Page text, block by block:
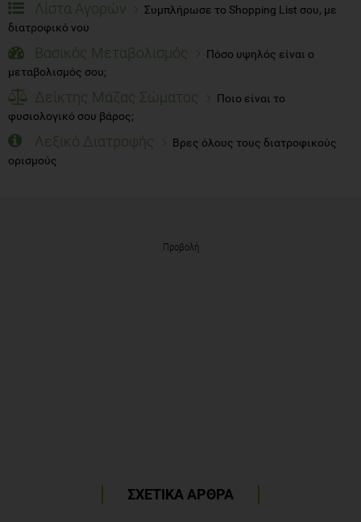
Λίστα Αγορών
Συμπλήρωσε το Shopping List σου, με
διατροφικό νου
Βασικός Μεταβολισμός
Πόσο υψηλός είναι ο
μεταβολισμός σου;
Δείκτης Μάζας Σώματος
Ποιο είναι το
φυσιολογικό σου βάρος;
Λεξικό Διατροφής
Βρες όλους τους διατροφικούς
ορισμούς
Προβολή
ΣΧΕΤΙΚΑ ΑΡΘΡΑ